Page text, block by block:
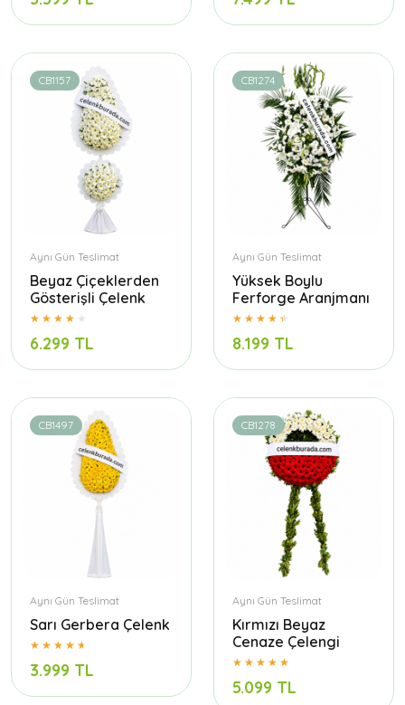
CB1157
Aynı Gün Teslimat
Beyaz Çiçeklerden
Gösterişli Çelenk
6.299 TL
CB1274
Aynı Gün Teslimat
Yüksek Boylu
Ferforge Aranjmanı
8.199 TL
CB1497
Aynı Gün Teslimat
Sarı Gerbera Çelenk
3.999 TL
CB1278
Aynı Gün Teslimat
Kırmızı Beyaz
Cenaze Çelengi
5.099 TL